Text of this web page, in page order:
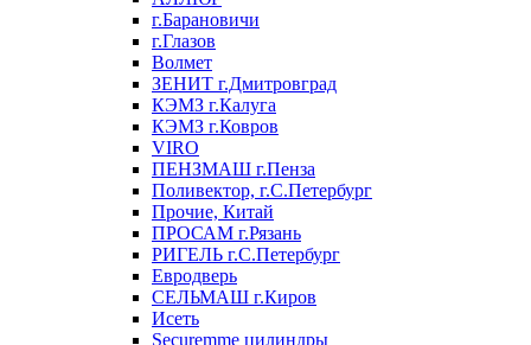
г.Барановичи
г.Глазов
Волмет
ЗЕНИТ г.Дмитровград
КЭМЗ г.Калуга
КЭМЗ г.Ковров
VIRO
ПЕНЗМАШ г.Пенза
Поливектор, г.С.Петербург
Прочие, Китай
ПРОСАМ г.Рязань
РИГЕЛЬ г.С.Петербург
Евродверь
СЕЛЬМАШ г.Киров
Исеть
Securemme цилиндры